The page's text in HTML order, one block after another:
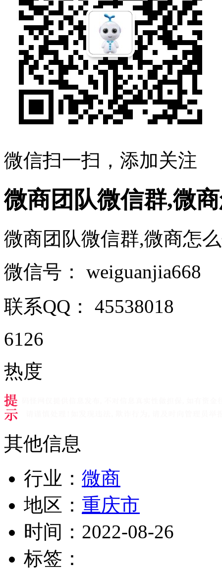
微信扫一扫，添加关注
微商团队微信群,微
微商团队微信群,微商怎
微信号： weiguanjia668
联系QQ： 45538018
6126
热度
其他信息
行业： 微商
地区： 重庆市
时间： 2022-08-26
标签：